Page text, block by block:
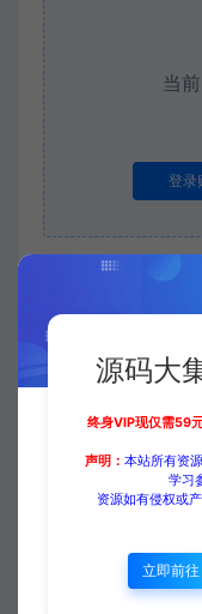
当
登录
收藏 (0)
源码大集
途引导式模板 深蓝
https://
源码大
终身VIP现仅需59
声明：本站所有资
学习
资源如有侵权或
立即前往